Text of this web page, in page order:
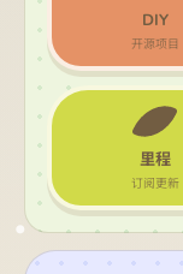
DIY
开源项目
里程
订阅更新